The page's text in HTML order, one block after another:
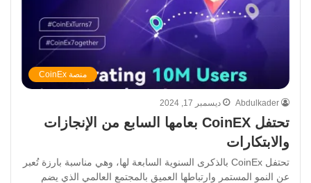
منصة CoinEx
Abdulkader ديسمبر 17, 2024
تحتفل CoinEX بعامها السابع من الإنجازات
والابتكارات
تحتفل CoinEx بالذكرى السنوية السابعة لها، وهي مناسبة بارزة تُعبر
عن النمو المستمر وارتباطها العميق بالمجتمع العالمي الذي يضم